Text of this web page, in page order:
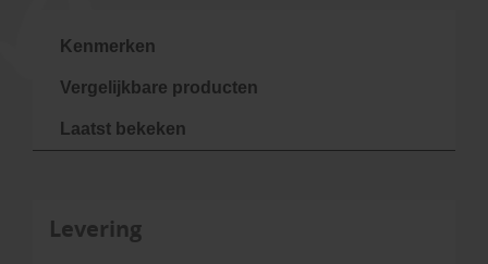
Kenmerken
Vergelijkbare producten
Laatst bekeken
Levering